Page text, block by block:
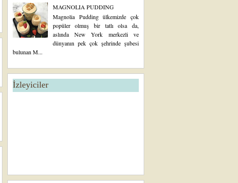
MAGNOLIA PUDDING
Magnolia Pudding ülkemizde çok
popüler olmuş bir tatlı olsa da,
aslında New York merkezli ve
dünyanın pek çok şehrinde şubesi
bulunan M...
İzleyiciler